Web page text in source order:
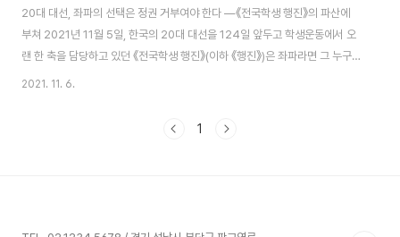
20대 대선, 좌파의 선택은 정권 거부여야 한다 ―《전국학생 행진》의 파산에
부쳐 2021년 11월 5일, 한국의 20대 대선을 124일 앞두고 학생운동에서 오
랜 한 축을 담당하고 있던 《전국학생 행진》(이하 《행진》)은 좌파라면 그 누구
도 이해할 수 없는 기묘한 입장문을 발표했다. 〈20대 대선, 좌파의 선택은 정권
문은 공개되자마자 전방위적인 어그로를 끌었다. 그 내용이란 것이 결국은 “민
2021. 11. 6.
1